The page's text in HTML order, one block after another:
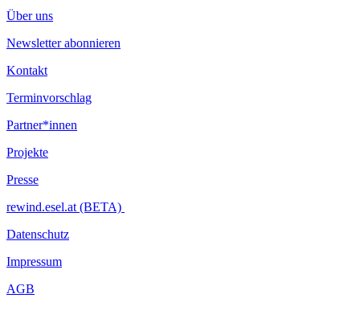
Über uns
Newsletter abonnieren
Kontakt
Terminvorschlag
Partner*innen
Projekte
Presse
rewind.esel.at (BETA)
Datenschutz
Impressum
AGB